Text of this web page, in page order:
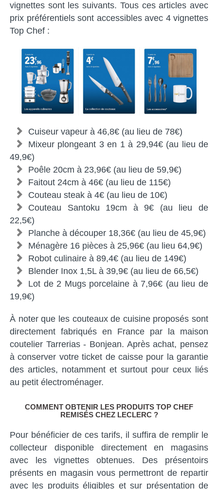
vignettes sont les suivants. Tous ces articles avec
prix préférentiels sont accessibles avec 4 vignettes
Top Chef :
Cuiseur vapeur à 46,8€ (au lieu de 78€)
Mixeur plongeant 3 en 1 à 29,94€ (au lieu de
49,9€)
Poêle 20cm à 23,96€ (au lieu de 59,9€)
Faitout 24cm à 46€ (au lieu de 115€)
Couteau steak à 4€ (au lieu de 10€)
Couteau Santoku 19cm à 9€ (au lieu de
22,5€)
Planche à découper 18,36€ (au lieu de 45,9€)
Ménagère 16 pièces à 25,96€ (au lieu 64,9€)
Robot culinaire à 89,4€ (au lieu de 149€)
Blender Inox 1,5L à 39,9€ (au lieu de 66,5€)
Lot de 2 Mugs porcelaine à 7,96€ (au lieu de
19,9€)
À noter que les couteaux de cuisine proposés sont
directement fabriqués en France par la maison
coutelier Tarrerias - Bonjean. Après achat, pensez
à conserver votre ticket de caisse pour la garantie
des articles, notamment et surtout pour ceux liés
au petit électroménager.
COMMENT OBTENIR LES PRODUITS TOP CHEF
REMISÉS CHEZ LECLERC ?
Pour bénéficier de ces tarifs, il suffira de remplir le
collecteur disponible directement en magasins
avec les vignettes obtenues. Des présentoirs
présents en magasin vous permettront de repartir
avec les produits éligibles et sur présentation de